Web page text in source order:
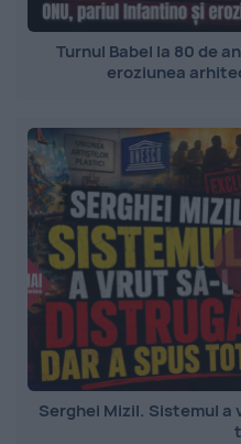
Turnul Babel la 80 de
eroziunea
Serghei Mizil. Sistemul a